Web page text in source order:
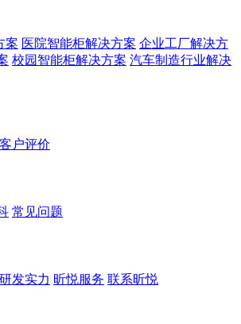
案 医院智能柜解决方案 企业工厂解决方
校园智能柜解决方案 汽车制造行业解决
客户评价
常见问题
研发实力 昕悦服务 联系昕悦